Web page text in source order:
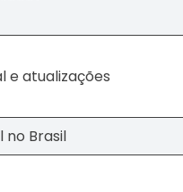
e atualizações
no Brasil